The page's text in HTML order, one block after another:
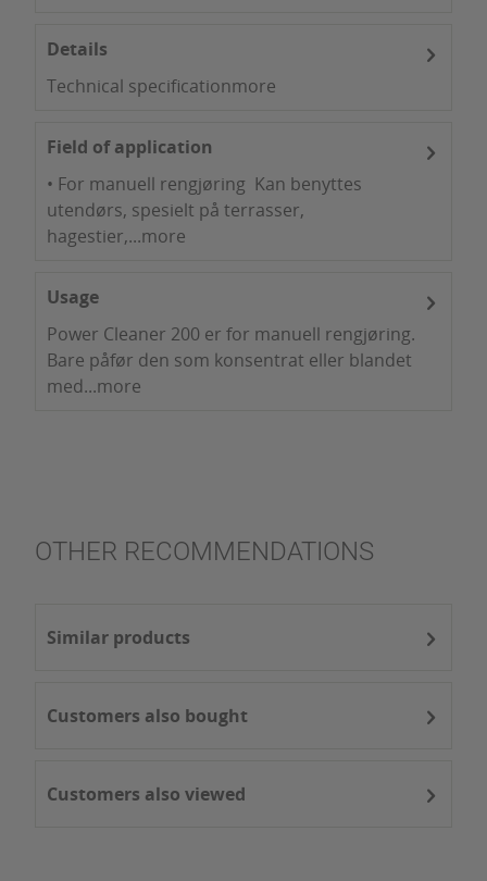
Details
Technical specificationmore
Field of application
• For manuell rengjøring Kan benyttes
utendørs, spesielt på terrasser,
hagestier,...more
Usage
Power Cleaner 200 er for manuell rengjøring.
Bare påfør den som konsentrat eller blandet
med...more
OTHER RECOMMENDATIONS
Similar products
Customers also bought
Customers also viewed